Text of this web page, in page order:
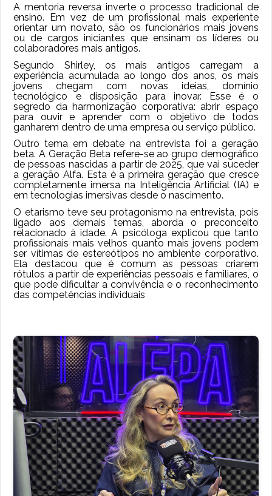
A mentoria reversa inverte o processo tradicional de
ensino. Em vez de um profissional mais experiente
orientar um novato, são os funcionários mais jovens
ou de cargos iniciantes que ensinam os líderes ou
colaboradores mais antigos.
Segundo Shirley, os mais antigos carregam a
experiência acumulada ao longo dos anos, os mais
jovens chegam com novas ideias, domínio
tecnológico e disposição para inovar. Esse é o
segredo da harmonização corporativa: abrir espaço
para ouvir e aprender com o objetivo de todos
ganharem dentro de uma empresa ou serviço público.
Outro tema em debate na entrevista foi a geração
beta. A Geração Beta refere-se ao grupo demográfico
de pessoas nascidas a partir de 2025, que vai suceder
a geração Alfa. Esta é a primeira geração que cresce
completamente imersa na Inteligência Artificial (IA) e
em tecnologias imersivas desde o nascimento.
O etarismo teve seu protagonismo na entrevista, pois
ligado aos demais temas, aborda o preconceito
relacionado à idade. A psicóloga explicou que tanto
profissionais mais velhos quanto mais jovens podem
ser vítimas de estereótipos no ambiente corporativo.
Ela destacou que é comum as pessoas criarem
rótulos a partir de experiências pessoais e familiares, o
que pode dificultar a convivência e o reconhecimento
das competências individuais